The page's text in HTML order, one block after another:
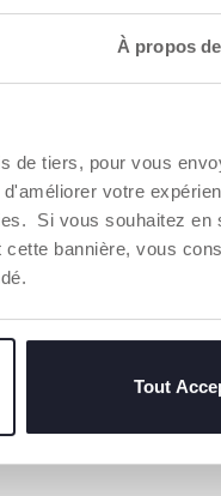
À propos
de tiers, pour vous
votre
Si vous souhaitez en
bannière, vous
Tout
ET
bouche du
le
par 9
2019,
de 450